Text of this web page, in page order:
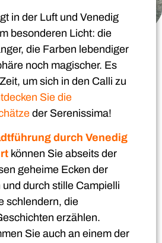
in der Luft und Venedig
besonderen Licht: die
die Farben lebendiger
noch magischer. Es
um sich in den Calli zu
Sie die
der Serenissima!
durch Venedig
können Sie abseits der
geheime Ecken der
durch stille Campielli
schlendern, die
erzählen.
Sie auch an einem der